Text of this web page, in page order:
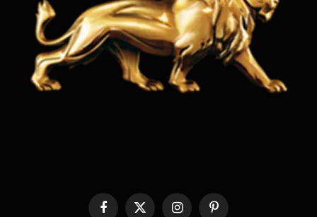
Facebook
X InstagramPinterest